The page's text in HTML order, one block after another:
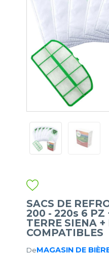
SACS DE
200 - 220s 6 PZ
TERRE SIENA +
COMPATIBLES
DeMAGASIN DE